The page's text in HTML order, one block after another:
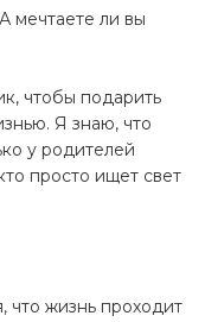
мечтаете ли вы
чтобы подарить
Я знаю, что
у родителей
просто ищет свет
что жизнь проходит